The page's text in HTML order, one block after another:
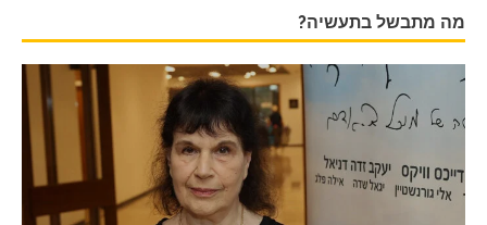
מה מתבשל בתעשיה?